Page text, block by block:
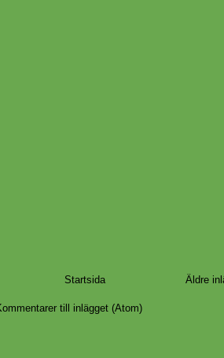
Äldre
Startsida
till inlägget (Atom)